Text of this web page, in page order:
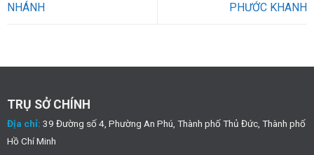
NHÁNH
PHƯỚC KHANH
TRỤ SỞ CHÍNH
Địa chỉ: 39 Đường số 4, Phường An Phú, Thành phố Thủ Đức, Thành phố
Hồ Chí Minh